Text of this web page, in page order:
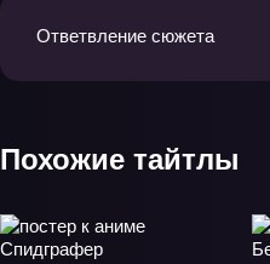
Ответвление сюжета
Похожие тайтлы